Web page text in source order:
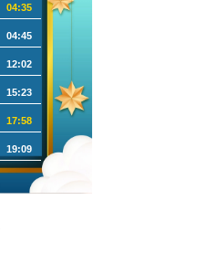
04:35
04:45
12:02
15:23
17:58
19:09